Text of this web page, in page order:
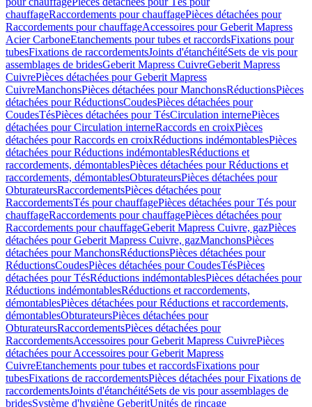
chauffageRaccordements pour chauffagePièces détachées pour
Raccordements pour chauffageAccessoires pour Geberit Mapress
Acier CarboneEtanchements pour tubes et raccordsFixations pour
tubesFixations de raccordementsJoints d'étanchéitéSets de vis pour
assemblages de bridesGeberit Mapress CuivreGeberit Mapress
CuivrePièces détachées pour Geberit Mapress
CuivreManchonsPièces détachées pour ManchonsRéductionsPièces
détachées pour RéductionsCoudesPièces détachées pour
CoudesTésPièces détachées pour TésCirculation internePièces
détachées pour Circulation interneRaccords en croixPièces
détachées pour Raccords en croixRéductions indémontablesPièces
détachées pour Réductions indémontablesRéductions et
raccordements, démontablesPièces détachées pour Réductions et
raccordements, démontablesObturateursPièces détachées pour
ObturateursRaccordementsPièces détachées pour
RaccordementsTés pour chauffagePièces détachées pour Tés pour
chauffageRaccordements pour chauffagePièces détachées pour
Raccordements pour chauffageGeberit Mapress Cuivre, gazPièces
détachées pour Geberit Mapress Cuivre, gazManchonsPièces
détachées pour ManchonsRéductionsPièces détachées pour
RéductionsCoudesPièces détachées pour CoudesTésPièces
détachées pour TésRéductions indémontablesPièces détachées pour
Réductions indémontablesRéductions et raccordements,
démontablesPièces détachées pour Réductions et raccordements,
démontablesObturateursPièces détachées pour
ObturateursRaccordementsPièces détachées pour
RaccordementsAccessoires pour Geberit Mapress CuivrePièces
détachées pour Accessoires pour Geberit Mapress
CuivreEtanchements pour tubes et raccordsFixations pour
tubesFixations de raccordementsPièces détachées pour Fixations de
raccordementsJoints d'étanchéitéSets de vis pour assemblages de
bridesSystème d'hygiène GeberitUnités de rinçage